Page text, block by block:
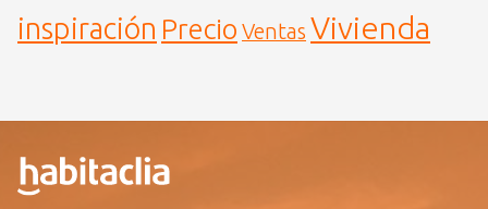
inspiración Precio Ventas Vivienda